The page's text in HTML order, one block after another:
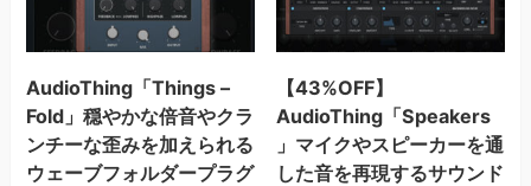
AudioThing「Things –
Fold」穏やかな倍音やクラ
ンチーな歪みを加えられる
ウェーブフォルダープラグ
【43%OFF】
AudioThing「Speakers
」マイクやスピーカーを通
した音を再現するサウンド